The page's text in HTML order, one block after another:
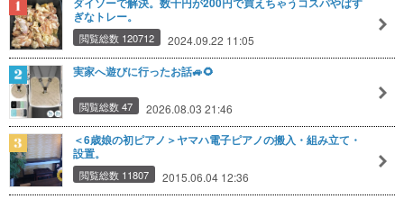
ぎなトレー。
閲覧総数 120712 2024.09.22 11:05
実家へ遊びに行ったお話🚙🌻
閲覧総数 47 2026.08.03 21:46
＜6歳娘の初ピアノ＞ヤマハ電子ピアノの搬入・組み立て・
設置。
閲覧総数 11807 2015.06.04 12:36